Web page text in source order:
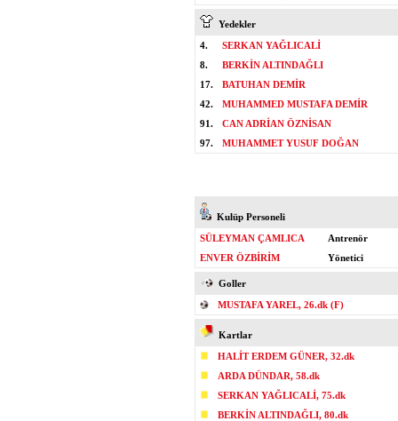
Yedekler
4.
SERKAN YAĞLICALİ
8.
BERKİN ALTINDAĞLI
17.
BATUHAN DEMİR
42.
MUHAMMED MUSTAFA DEMİR
91.
CAN ADRİAN ÖZNİSAN
97.
MUHAMMET YUSUF DOĞAN
Kulüp Personeli
SÜLEYMAN ÇAMLICA
Antrenör
ENVER ÖZBİRİM
Yönetici
Goller
MUSTAFA YAREL, 26.dk (F)
Kartlar
HALİT ERDEM GÜNER, 32.dk
ARDA DÜNDAR, 58.dk
SERKAN YAĞLICALİ, 75.dk
BERKİN ALTINDAĞLI, 80.dk